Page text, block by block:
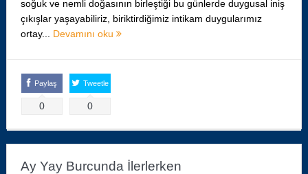
soğuk ve nemli doğasının birleştiği bu günlerde duygusal iniş
çıkışlar yaşayabiliriz, biriktirdiğimiz intikam duygularımız
ortay... Devamını oku
Paylaş
0
Tweetle
0
Ay Yay Burcunda İlerlerken